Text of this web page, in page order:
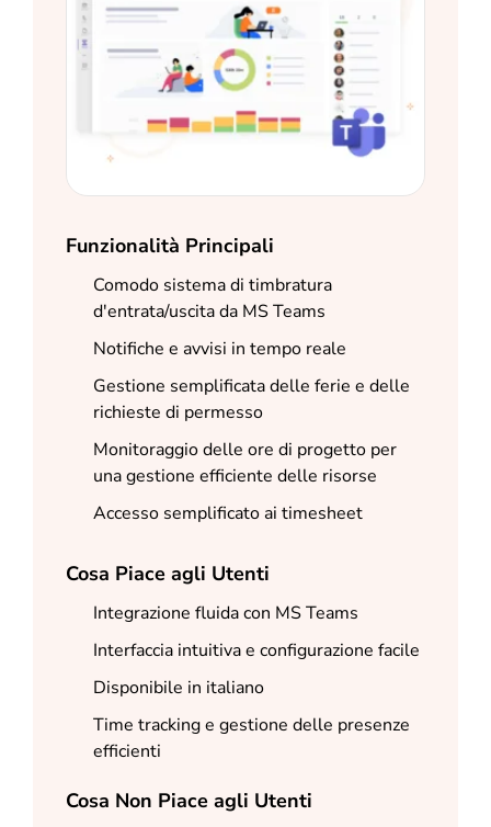
Funzionalità Principali
Comodo sistema di timbratura
d'entrata/uscita da MS Teams
Notifiche e avvisi in tempo reale
Gestione semplificata delle ferie e delle
richieste di permesso
Monitoraggio delle ore di progetto per
una gestione efficiente delle risorse
Accesso semplificato ai timesheet
Cosa Piace agli Utenti
Integrazione fluida con MS Teams
Interfaccia intuitiva e configurazione facile
Disponibile in italiano
Time tracking e gestione delle presenze
efficienti
Cosa Non Piace agli Utenti